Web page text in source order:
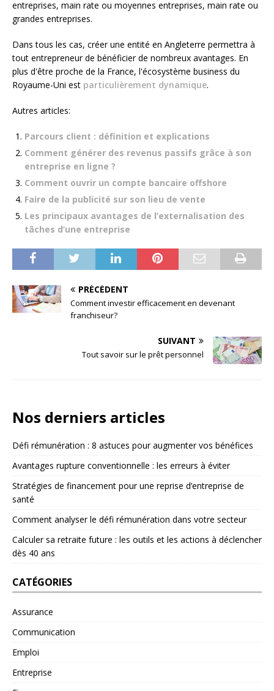
entreprises, main rate ou moyennes entreprises, main rate ou
grandes entreprises.
Dans tous les cas, créer une entité en Angleterre permettra à
tout entrepreneur de bénéficier de nombreux avantages. En
plus d'être proche de la France, l'écosystème business du
Royaume-Uni est particulièrement dynamique.
Autres articles:
Parcours client : définition et explications
Comment générer des revenus passifs grâce à son
entreprise en ligne ?
Comment ouvrir un compte bancaire offshore
Faire de la publicité sur son lieu de vente
Les principaux avantages de l’externalisation des
tâches d’une entreprise
PRÉCÉDENT
Comment investir efficacement en devenant
franchiseur?
SUIVANT
Tout savoir sur le prêt personnel
Nos derniers articles
Défi rémunération : 8 astuces pour augmenter vos bénéfices
Avantages rupture conventionnelle : les erreurs à éviter
Stratégies de financement pour une reprise d’entreprise de
santé
Comment analyser le défi rémunération dans votre secteur
Calculer sa retraite future : les outils et les actions à déclencher
dès 40 ans
CATÉGORIES
Assurance
Communication
Emploi
Entreprise